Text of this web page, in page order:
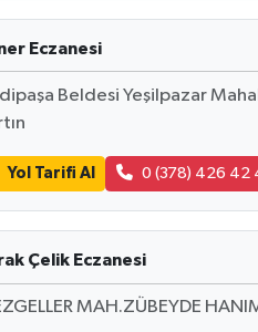
Eczanesi
Beldesi Yeşilpazar
Yol Tarifi Al 0 (378) 426 42
Çelik Eczanesi
MAH.ZÜBEYDE